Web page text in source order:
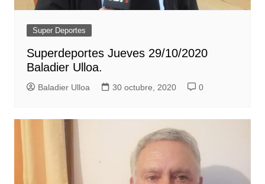
Super Deportes
Superdeportes Jueves 29/10/2020
Baladier Ulloa.
Baladier Ulloa 30 octubre, 2020 0